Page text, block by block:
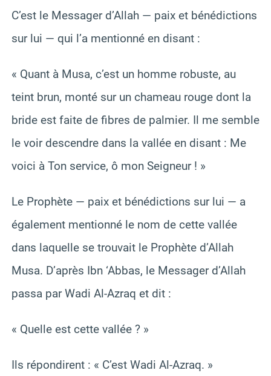
C’est le Messager d’Allah — paix et bénédictions
sur lui — qui l’a mentionné en disant :
« Quant à Musa, c’est un homme robuste, au
teint brun, monté sur un chameau rouge dont la
bride est faite de fibres de palmier. Il me semble
le voir descendre dans la vallée en disant : Me
voici à Ton service, ô mon Seigneur ! »
Le Prophète — paix et bénédictions sur lui — a
également mentionné le nom de cette vallée
dans laquelle se trouvait le Prophète d’Allah
Musa. D’après Ibn ‘Abbas, le Messager d’Allah
passa par Wadi Al-Azraq et dit :
« Quelle est cette vallée ? »
Ils répondirent : « C’est Wadi Al-Azraq. »